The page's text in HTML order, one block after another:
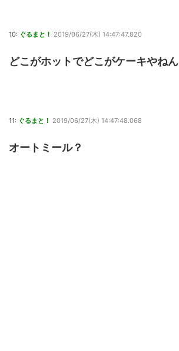
10: ぐるまと！ 2019/06/27(木) 14:47:47.820
どこがホットでどこがケーキやねん
11: ぐるまと！ 2019/06/27(木) 14:47:48.068
オートミール？